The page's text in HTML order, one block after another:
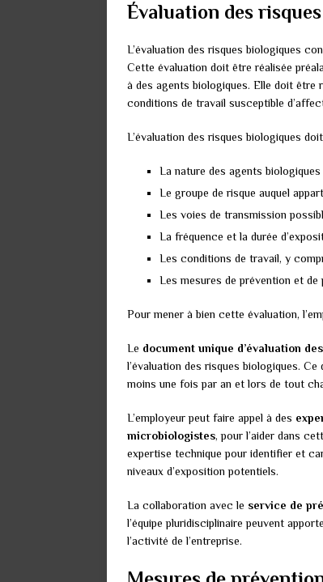
Évaluation des
L’évaluation des risques biologiques
Cette évaluation doit être réalisée
à des agents biologiques. Elle doit être
conditions de travail susceptible
L’évaluation des risques biologiques
La nature des agents
Le groupe de risque auquel
Les voies de transmission
La fréquence et la durée
Les conditions de travail, y
Les mesures de prévention et
Pour mener à bien cette évaluation,
Le document unique d’évaluation
l’évaluation des risques biologiques.
moins une fois par an et lors de tout
L’employeur peut faire appel à des
microbiologistes, pour l’aider dans
expertise technique pour identifier et
niveaux d’exposition potentiels.
La collaboration avec le service de
l’équipe pluridisciplinaire peuvent
l’activité de l’entreprise.